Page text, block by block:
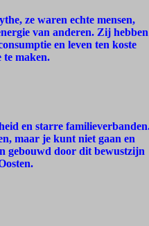
ze waren echte mensen,
van anderen. Zij hebben
en leven ten koste
te maken.
en starre
maar je kunt niet gaan en
gebouwd door dit bewustzijn